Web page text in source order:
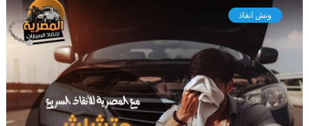
ا
ذ
س
ونش انقاذ